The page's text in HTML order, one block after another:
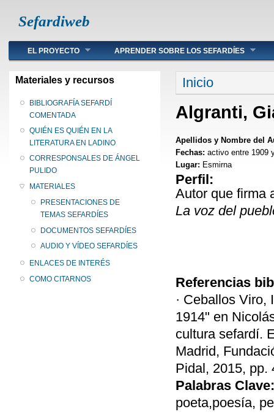
Sefardiweb
Main menu
EL PROYECTO APRENDER SOBRE LOS SEFARDÍES
Materiales y recursos
BIBLIOGRAFÍA SEFARDÍ
COMENTADA
QUIÉN ES QUIÉN EN LA
LITERATURA EN LADINO
CORRESPONSALES DE ÁNGEL
PULIDO
MATERIALES
PRESENTACIONES DE
TEMAS SEFARDÍES
DOCUMENTOS SEFARDÍES
AUDIO Y VÍDEO SEFARDÍES
ENLACES DE INTERÉS
COMO CITARNOS
Se encuentra
Inicio
Algranti,
Apellidos y Nombre del
Fechas: activo entre 1909
Lugar: Esmirna
Perfil:
Autor que firma
La voz del
Referencias
· Ceballos
1914" en
cultura sefardí.
Madrid,
Pidal, 2015, pp.
Palabras Clave:
poeta,poesía,